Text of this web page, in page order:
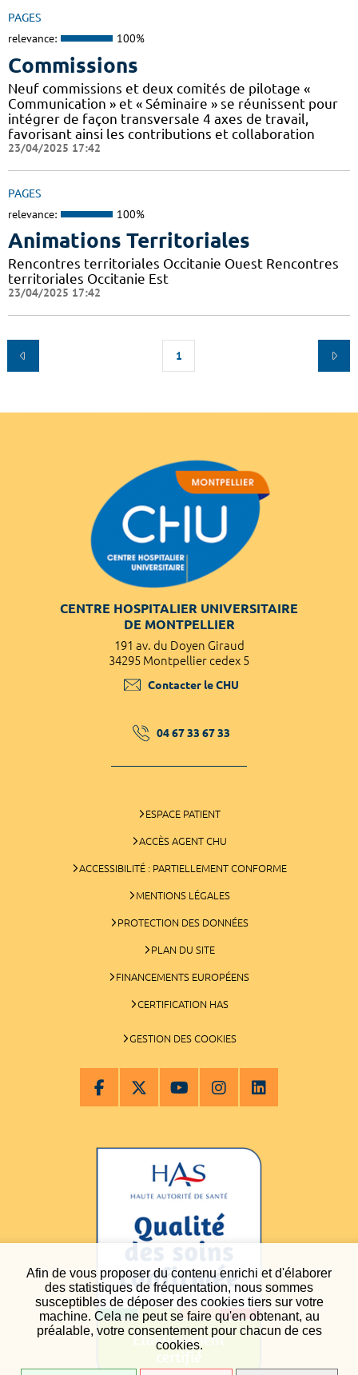
Afin de vous proposer du contenu enrichi et d'élaborer
des statistiques de fréquentation, nous sommes
susceptibles de déposer des cookies tiers sur votre
machine. Cela ne peut se faire qu'en obtenant, au
préalable, votre consentement pour chacun de ces
cookies.
PAGES
relevance: 100%
Commissions
Neuf commissions et deux comités de pilotage «
Communication » et « Séminaire » se réunissent pour
intégrer de façon transversale 4 axes de travail,
favorisant ainsi les contributions et collaboration
23/04/2025 17:42
PAGES
relevance: 100%
Animations Territoriales
Rencontres territoriales Occitanie Ouest Rencontres
territoriales Occitanie Est
23/04/2025 17:42
1
CENTRE HOSPITALIER UNIVERSITAIRE
DE MONTPELLIER
191 av. du Doyen Giraud
34295 Montpellier cedex 5
Contacter le CHU
04 67 33 67 33
ESPACE PATIENT
ACCÈS AGENT CHU
ACCESSIBILITÉ : PARTIELLEMENT CONFORME
MENTIONS LÉGALES
PROTECTION DES DONNÉES
PLAN DU SITE
FINANCEMENTS EUROPÉENS
CERTIFICATION HAS
GESTION DES COOKIES